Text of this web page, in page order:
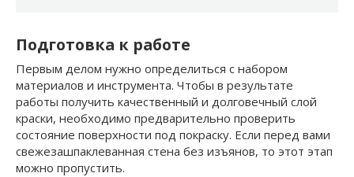
Подготовка к работе
Первым делом нужно определиться с набором
материалов и инструмента. Чтобы в результате
работы получить качественный и долговечный слой
краски, необходимо предварительно проверить
состояние поверхности под покраску. Если перед вами
свежезашпаклеванная стена без изъянов, то этот этап
можно пропустить.